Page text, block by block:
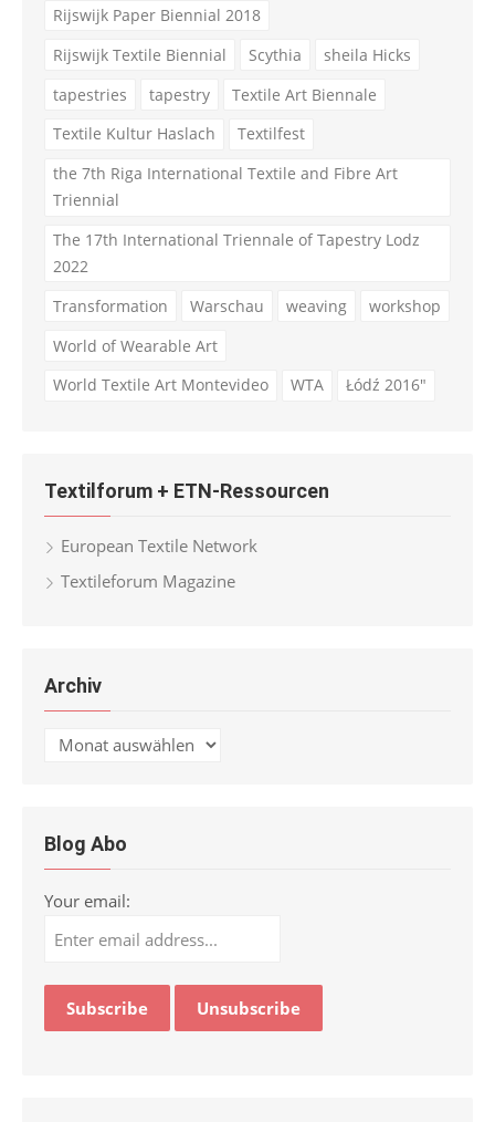
Rijswijk Paper Biennial 2018
Rijswijk Textile Biennial
Scythia
sheila Hicks
tapestries
tapestry
Textile Art Biennale
Textile Kultur Haslach
Textilfest
the 7th Riga International Textile and Fibre Art
Triennial
The 17th International Triennale of Tapestry Lodz
2022
Transformation
Warschau weaving
workshop
World of Wearable Art
World Textile Art Montevideo
WTA Łódź 2016"
Textilforum + ETN-Ressourcen
European Textile Network
Textileforum Magazine
Archiv
Archiv
Blog Abo
Your email: